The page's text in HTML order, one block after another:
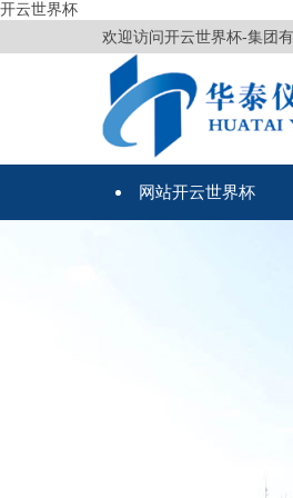
开云世界杯
欢迎访问开云世界杯-集团
网站开云世界杯